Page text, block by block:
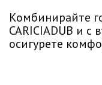
Комбинирайте
CARICIADUB и с
осигурете